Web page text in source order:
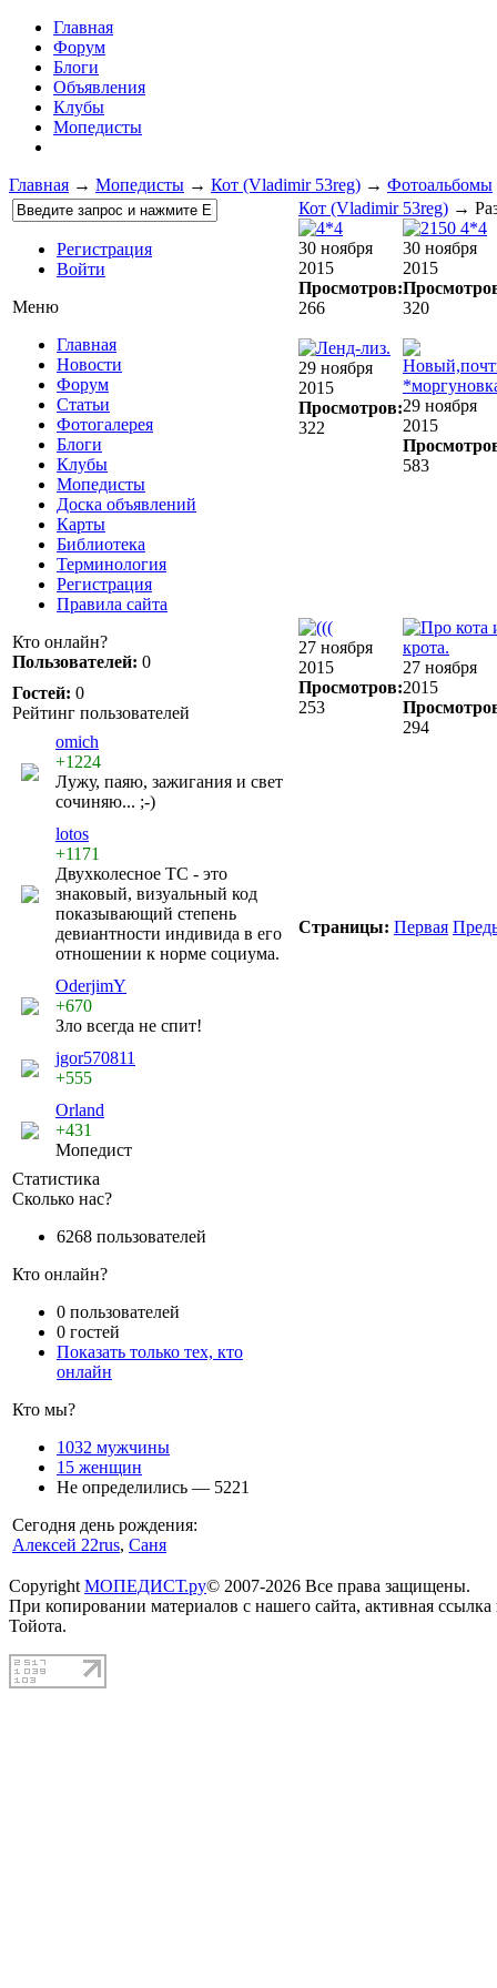
Главная
Форум
Блоги
Объявления
Клубы
Мопедисты
Главная → Мопедисты → Кот (Vladimir 53reg) → Фотоальбомы
Регистрация
Войти
Меню
Главная
Новости
Форум
Статьи
Фотогалерея
Блоги
Клубы
Мопедисты
Доска объявлений
Карты
Библиотека
Терминология
Регистрация
Правила сайта
Кто онлайн?
Пользователей: 0
Гостей: 0
Рейтинг пользователей
omich
+1224
Лужу, паяю, зажигания и свет
сочиняю... ;-)
lotos
+1171
Двухколесное ТС - это
знаковый, визуальный код
показывающий степень
девиантности индивида в его
отношении к норме социума.
OderjimY
+670
Зло всегда не спит!
jgor570811
+555
Orland
+431
Мопедист
Статистика
Сколько нас?
6268 пользователей
Кто онлайн?
0 пользователей
0 гостей
Показать только тех, кто
онлайн
Кто мы?
1032 мужчины
15 женщин
Не определились — 5221
Сегодня день рождения:
Алексей 22rus, Саня
Кот (Vladimir 53reg) →
30 ноября
2015
Просмотров:
266
30 ноября
2015
320
29 ноября
2015
Просмотров:
322
29 ноября
2015
583
27 ноября
2015
Просмотров:
253
27 ноября
2015
294
Страницы: Первая
Copyright МОПЕДИСТ.ру© 2007-2026 Все права защищены.
При копировании материалов с нашего сайта, активная
Тойота.